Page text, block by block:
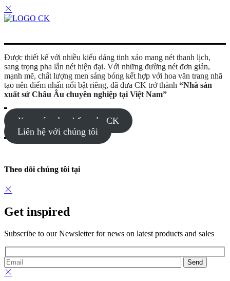
Được thiết kế với nhiều kiểu dáng tinh xảo mang nét thanh lịch,
sang trọng pha lẫn nét hiện đại. Với những đường nét đơn giản,
mạnh mẽ, chất lượng men sáng bóng kết hợp với hoa văn trang nhã
tạo nên điểm nhấn nổi bật riêng, đã đưa CK trở thành “Nhà sản
xuất sứ Châu Âu chuyên nghiệp tại Việt Nam”
Xem các sản phẩm của CK
Liên hệ với chúng tôi
Theo dõi chúng tôi tại
Get inspired
Subscribe to our Newsletter for news on latest products and sales